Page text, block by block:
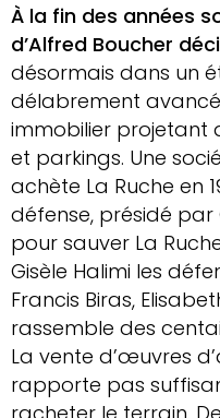
À la fin des années
d’Alfred Boucher
désormais dans un
délabrement
immobilier projetant
et parkings. Une
achète La Ruche en
défense, présidé
pour sauver La
Gisèle Halimi les
Francis Biras,
rassemble des
La vente d’œuvres
rapporte pas